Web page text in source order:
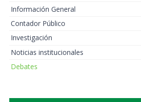
Información General
Contador Público
Investigación
Noticias institucionales
Debates